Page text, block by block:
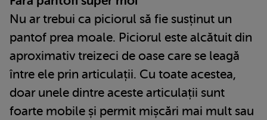
Nu ar trebui ca piciorul să fie susținut un
pantof prea moale. Piciorul este alcătuit din
aproximativ treizeci de oase care se leagă
între ele prin articulații. Cu toate acestea,
doar unele dintre aceste articulații sunt
foarte mobile și permit mișcări mai mult sau